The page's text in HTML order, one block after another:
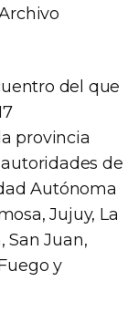
del que
provincia
de
Autónoma
Jujuy, La
San Juan,
y